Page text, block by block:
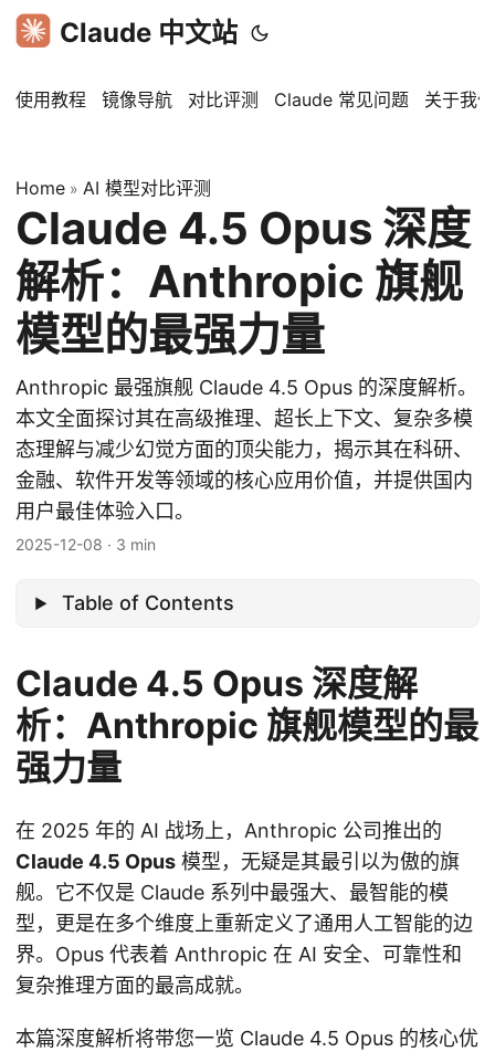
Claude 中文站
使用教程 镜像导航 对比评测 Claude 常见问题 关于我们
Home » AI 模型对比评测
Claude 4.5 Opus 深度
解析：Anthropic 旗舰
模型的最强力量
Anthropic 最强旗舰 Claude 4.5 Opus 的深度解析。
本文全面探讨其在高级推理、超长上下文、复杂多模
态理解与减少幻觉方面的顶尖能力，揭示其在科研、
金融、软件开发等领域的核心应用价值，并提供国内
用户最佳体验入口。
2025-12-08 · 3 min
Table of Contents
Claude 4.5 Opus 深度解
析：Anthropic 旗舰模型的最
强力量
在 2025 年的 AI 战场上，Anthropic 公司推出的
Claude 4.5 Opus 模型，无疑是其最引以为傲的旗
舰。它不仅是 Claude 系列中最强大、最智能的模
型，更是在多个维度上重新定义了通用人工智能的边
界。Opus 代表着 Anthropic 在 AI 安全、可靠性和
复杂推理方面的最高成就。
本篇深度解析将带您一览 Claude 4.5 Opus 的核心优